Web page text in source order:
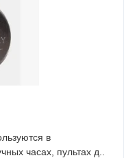
в
часах, пультах д..